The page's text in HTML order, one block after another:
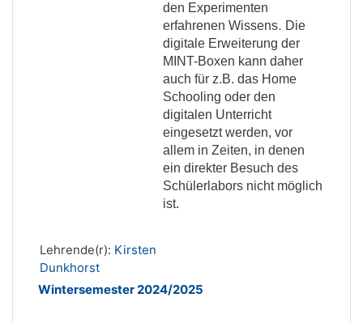
den Experimenten
erfahrenen Wissens. Die
digitale Erweiterung der
MINT-Boxen kann daher
auch für z.B. das Home
Schooling oder den
digitalen Unterricht
eingesetzt werden, vor
allem in Zeiten, in denen
ein direkter Besuch des
Schülerlabors nicht möglich
ist.
Lehrende(r): Kirsten
Dunkhorst
Wintersemester 2024/2025